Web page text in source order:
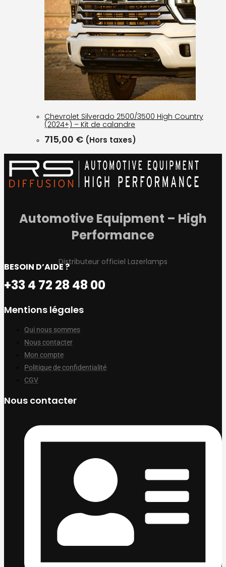
Chevrolet Silverado 2500/3500 High Country
(2024+) – Kit de calandre
715,00 € (Hors taxes)
Automotive Equipment – High
Performance
Distributeur officiel Lazerlamps
BESOIN D’AIDE ?
+33 4 72 28 48 00
Mentions légales
Qui nous sommes
Nous contacter
Mon compte
Politique de confidentialité
CGV
Nous contacter